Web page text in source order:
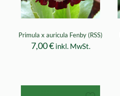
Primula x auricula Fenby (RSS)
7,00€ inkl. MwSt.